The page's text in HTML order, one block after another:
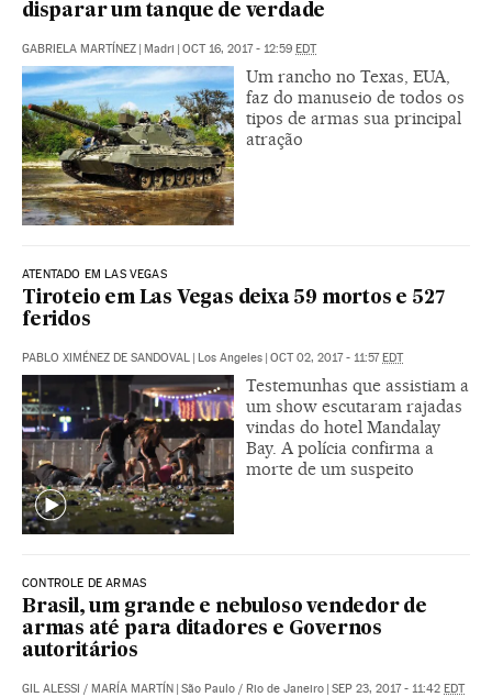
disparar um tanque de verdade
GABRIELA MARTÍNEZ | Madri | OCT 16, 2017 - 12:59 EDT
Um rancho no Texas, EUA,
faz do manuseio de todos os
tipos de armas sua principal
atração
ATENTADO EM LAS VEGAS
Tiroteio em Las Vegas deixa 59 mortos e 527
feridos
PABLO XIMÉNEZ DE SANDOVAL | Los Angeles | OCT 02, 2017 - 11:57EDT
Testemunhas que assistiam a
um show escutaram rajadas
vindas do hotel Mandalay
Bay. A polícia confirma a
morte de um suspeito
CONTROLE DE ARMAS
Brasil, um grande e nebuloso vendedor de
armas até para ditadores e Governos
autoritários
GIL ALESSI / MARÍA MARTÍN | São Paulo / Rio de Janeiro | SEP 23, 2017 - 11:42 EDT